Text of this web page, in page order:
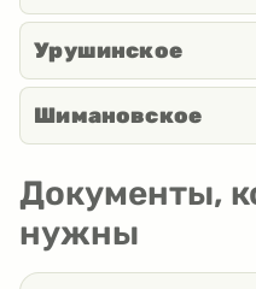
Урушинское
Шимановское
Документы,
нужны